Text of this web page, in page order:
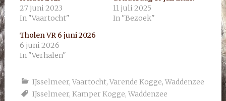
27 juni 2023
In "Vaartocht"
11 juli 2025
In "Bezoek"
Tholen VR 6 juni 2026
6 juni 2026
In "Verhalen"
IJsselmeer, Vaartocht, Varende Kogge, Waddenzee
IJsselmeer, Kamper Kogge, Waddenzee